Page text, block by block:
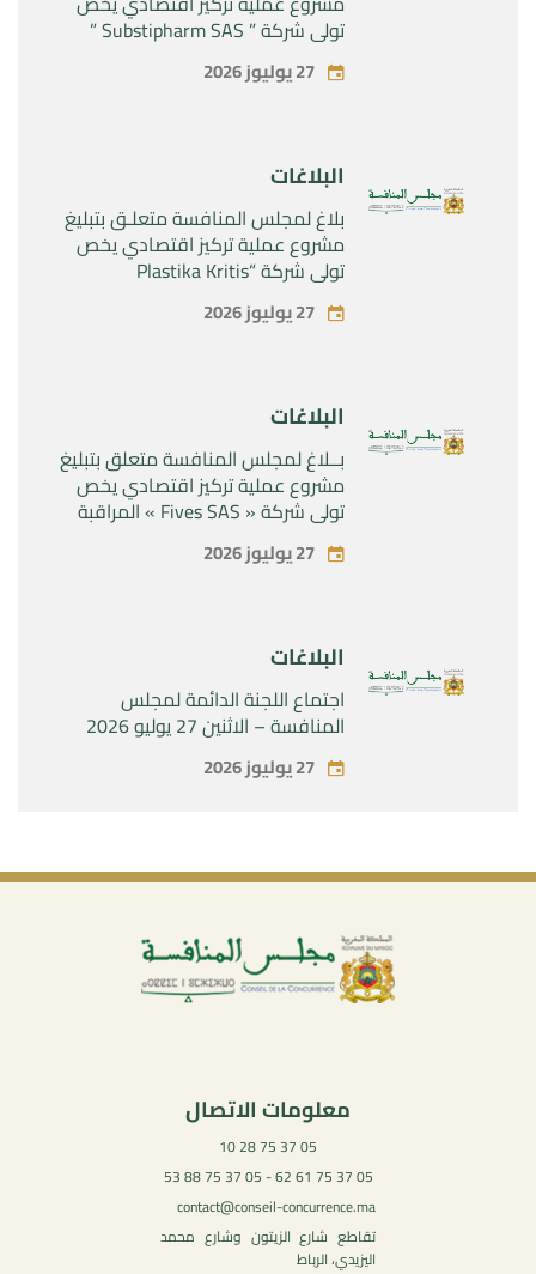
تولي شركة ” Substipharm SAS ”
المراقبة الحصرية للأصول والحقوق
المتعلقة بالمنتجين الصيدلانيين”
27 يوليوز 2026
البلاغات
بلاغ لمجلس المنافسة متعلـق بتبليغ
مشروع عملية تركيز اقتصادي يخص
تولي شركة “Plastika Kritis
SA”المراقبة الحصرية لشركة
“Naturplas Industrial SARL” 27 يوليوز 2026
البلاغات
بــلاغ لمجلس المنافسة متعلق بتبليغ
مشروع عملية تركيز اقتصادي يخص
تولي شركة « Fives SAS » المراقبة
SAS »27 يوليوز 2026
البلاغات
اجتماع اللجنة الدائمة لمجلس
المنافسة – الاثنين 27 يوليو 2026
27 يوليوز 2026
معلومات الاتصال
05 37 75 28 10
05 37 75 61 62 - 05 37 75 88 53
contact@conseil-concurrence.ma
تقاطع شارع الزيتون وشارع محمد
اليزيدي، الرباط